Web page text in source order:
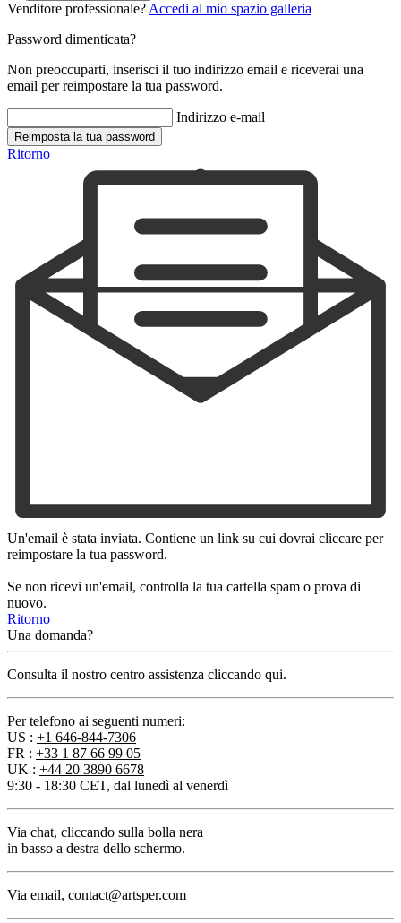
Venditore professionale? Accedi al mio spazio galleria
Password dimenticata?
Non preoccuparti, inserisci il tuo indirizzo email e riceverai una
email per reimpostare la tua password.
Indirizzo e-mail
Reimposta la tua password
Ritorno
Un'email è stata inviata. Contiene un link su cui dovrai cliccare per
reimpostare la tua password.
Se non ricevi un'email, controlla la tua cartella spam o prova di
nuovo.
Ritorno
Una domanda?
Consulta il nostro centro assistenza cliccando qui.
Per telefono ai seguenti numeri:
US : +1 646-844-7306
FR : +33 1 87 66 99 05
UK : +44 20 3890 6678
9:30 - 18:30 CET, dal lunedì al venerdì
Via chat, cliccando sulla bolla nera
in basso a destra dello schermo.
Via email, contact@artsper.com